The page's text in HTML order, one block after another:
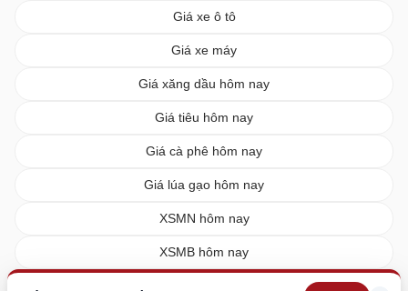
Giá xe ô tô
Giá xe máy
Giá xăng dầu hôm nay
Giá tiêu hôm nay
Giá cà phê hôm nay
Giá lúa gạo hôm nay
XSMN hôm nay
XSMB hôm nay